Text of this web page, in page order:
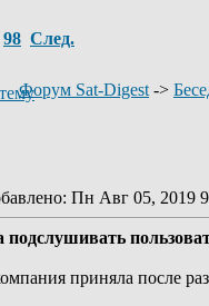
98 След.
Форум Sat-Digest ->
: Пн Авг 05, 2019
подслушивать
приняла после